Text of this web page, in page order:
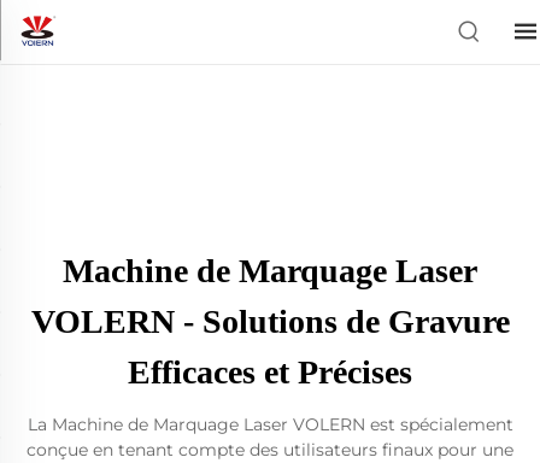
Machine de Marquage Laser
VOLERN - Solutions de Gravure
Efficaces et Précises
La Machine de Marquage Laser VOLERN est spécialement
conçue en tenant compte des utilisateurs finaux pour une